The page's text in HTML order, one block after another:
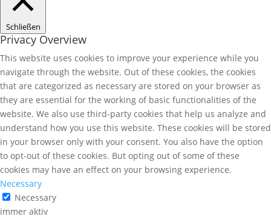
Schließen
Privacy Overview
This website uses cookies to improve your experience while you
navigate through the website. Out of these cookies, the cookies
that are categorized as necessary are stored on your browser as
they are essential for the working of basic functionalities of the
website. We also use third-party cookies that help us analyze and
understand how you use this website. These cookies will be stored
in your browser only with your consent. You also have the option
to opt-out of these cookies. But opting out of some of these
cookies may have an effect on your browsing experience.
Necessary
Necessary
immer aktiv